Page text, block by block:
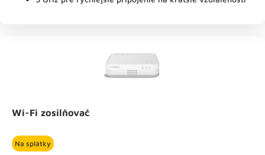
Wi-Fi zosilňovač
Na splátky